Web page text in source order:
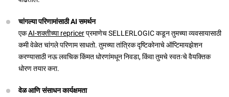
चांगल्या परिणामांसाठी AI समर्थन
एकAI-शक्तीच्या repricerप्रमाणेच SELLERLOGIC कडून तुमच्या व्यवसायासाठी
कमी वेळेत चांगले परिणाम साधतो. तुमच्या तांत्रिक दृष्टिकोनाचे ऑप्टिमायझेशन
करण्यासाठी नऊ लवचिक किंमत धोरणांमधून निवडा, किंवा तुमचे स्वतःचे वैयक्तिक
धोरण तयार करा.
वेळ आणि संसाधन कार्यक्षमता